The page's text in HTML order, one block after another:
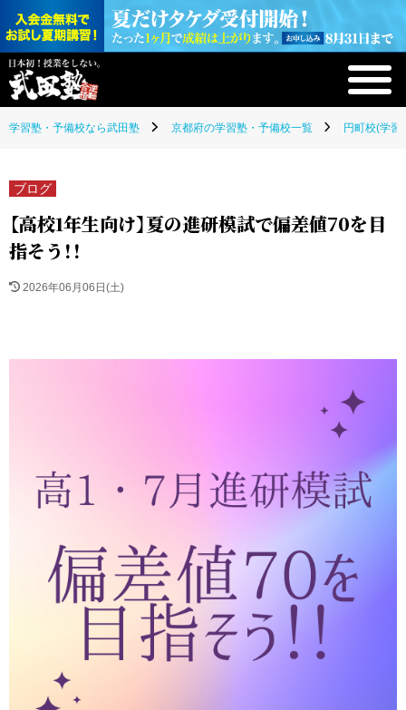
学習塾・予備校なら武田塾 京都府の学習塾・予備校一覧 円町校(学習
ブログ
【高校1年生向け】夏の進研模試で偏差値70を目
指そう！！
2026年06月06日(土)